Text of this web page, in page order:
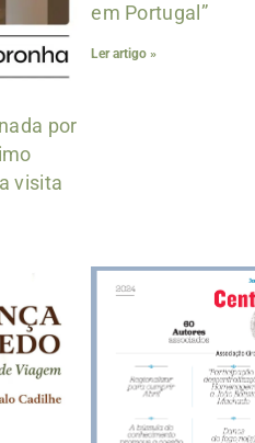
por
visita
em Portugal”
Ler artigo »